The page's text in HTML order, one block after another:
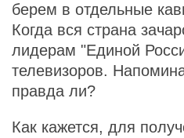
берем в отдельные
Когда вся страна
лидерам "Единой
телевизоров.
правда ли?
Как кажется, для